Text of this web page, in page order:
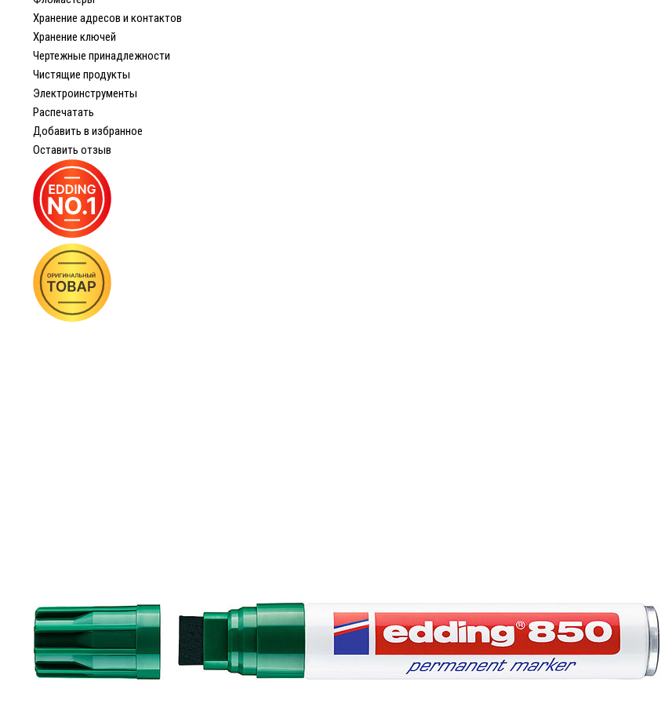
Хранение адресов и контактов
Хранение ключей
Чертежные принадлежности
Чистящие продукты
Электроинструменты
Распечатать
Добавить в избранное
Оставить отзыв